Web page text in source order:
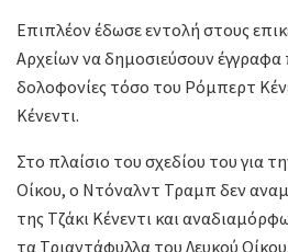
Επιπλέον έδωσε εντολή στους
Αρχείων να δημοσιεύσουν έγγραφα
δολοφονίες τόσο του Ρόμπερτ
Κένεντι.
Στο πλαίσιο του σχεδίου του για
Οίκου, ο Ντόναλντ Τραμπ δεν
της Τζάκι Κένεντι και
τα Τριαντάφυλλα του Λευκού